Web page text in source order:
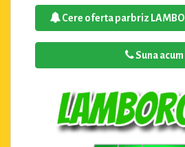
Cere oferta parbriz
Suna acum